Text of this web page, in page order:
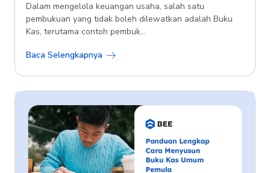
Dalam mengelola keuangan usaha, salah satu
pembukuan yang tidak boleh dilewatkan adalah Buku
Kas, terutama contoh pembuk...
Baca Selengkapnya